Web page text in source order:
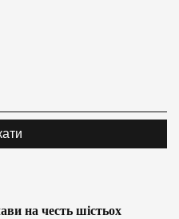
на честь шістьох